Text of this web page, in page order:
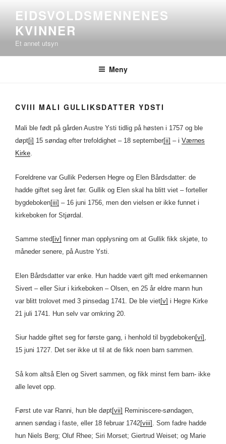
innhold
EIDSVOLDSMENNENES
KVINNER
Et annet utsyn
Meny
CVIII MALI GULLIKSDATTER YDSTI
Mali ble født på gården Austre Ysti tidlig på høsten i 1757 og ble
døpt[i] 15 søndag efter trefoldighet – 18 september[ii] – i Værnes
Kirke.
Foreldrene var Gullik Pedersen Hegre og Elen Bårdsdatter: de
hadde giftet seg året før. Gullik og Elen skal ha blitt viet – forteller
bygdeboken[iii] – 16 juni 1756, men den vielsen er ikke funnet i
kirkeboken for Stjørdal.
Samme sted [iv] finner man opplysning om at Gullik fikk skjøte, to
måneder senere, på Austre Ysti.
Elen Bårdsdatter var enke. Hun hadde vært gift med enkemannen
Sivert – eller Siur i kirkeboken – Olsen, en 25 år eldre mann hun
var blitt trolovet med 3 pinsedag 1741. De ble viet[v] i Hegre Kirke
21 juli 1741. Hun selv var omkring 20.
Siur hadde giftet seg for første gang, i henhold til bygdeboken[vi] ,
15 juni 1727. Det ser ikke ut til at de fikk noen barn sammen.
Så kom altså Elen og Sivert sammen, og fikk minst fem barn- ikke
alle levet opp.
Først ute var Ranni, hun ble døpt[vii] Reminiscere-søndagen,
annen søndag i faste, eller 18 februar 1742[viii] . Som fadre hadde
hun Niels Berg; Oluf Rhee; Siri Morset; Giertrud Weiset; og Marie